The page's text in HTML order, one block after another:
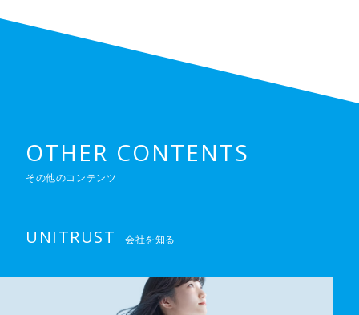
OTHER CONTENTS
その他のコンテンツ
UNITRUST 会社を知る